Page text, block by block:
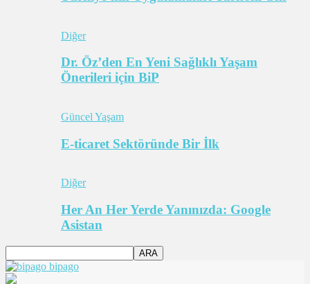
Diğer
Dr. Öz’den En Yeni Sağlıklı Yaşam
Önerileri için BiP
Güncel Yaşam
E-ticaret Sektöründe Bir İlk
Diğer
Her An Her Yerde Yanınızda: Google
Asistan
bipago